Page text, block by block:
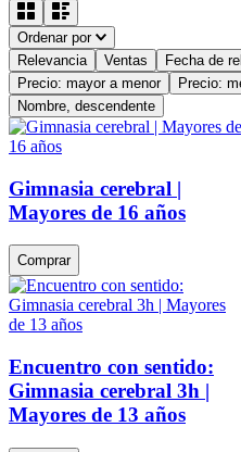
Ordenar por
Relevancia
Ventas Fecha de
Precio: mayor a menor
Precio:
Nombre, descendente
Gimnasia cerebral |
Mayores de 16 años
Comprar
Encuentro con sentido:
Gimnasia cerebral 3h |
Mayores de 13 años